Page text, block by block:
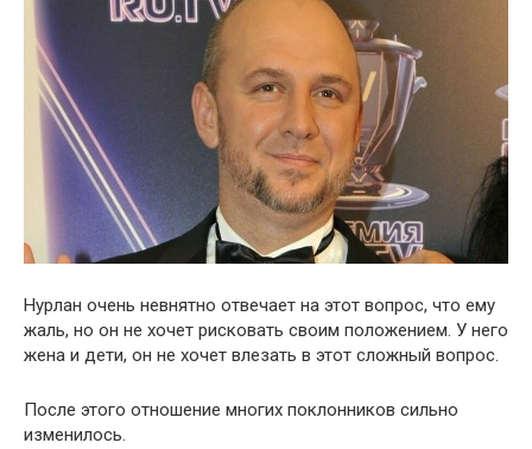
Нурлан очень невнятно отвечает на этот вопрос, что ему
жаль, но он не хочет рисковать своим положением. У него
жена и дети, он не хочет влезать в этот сложный вопрос.
После этого отношение многих поклонников сильно
изменилось.